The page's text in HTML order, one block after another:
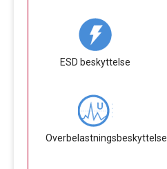
ESD beskyttelse
Overbelastningsbeskyttelse